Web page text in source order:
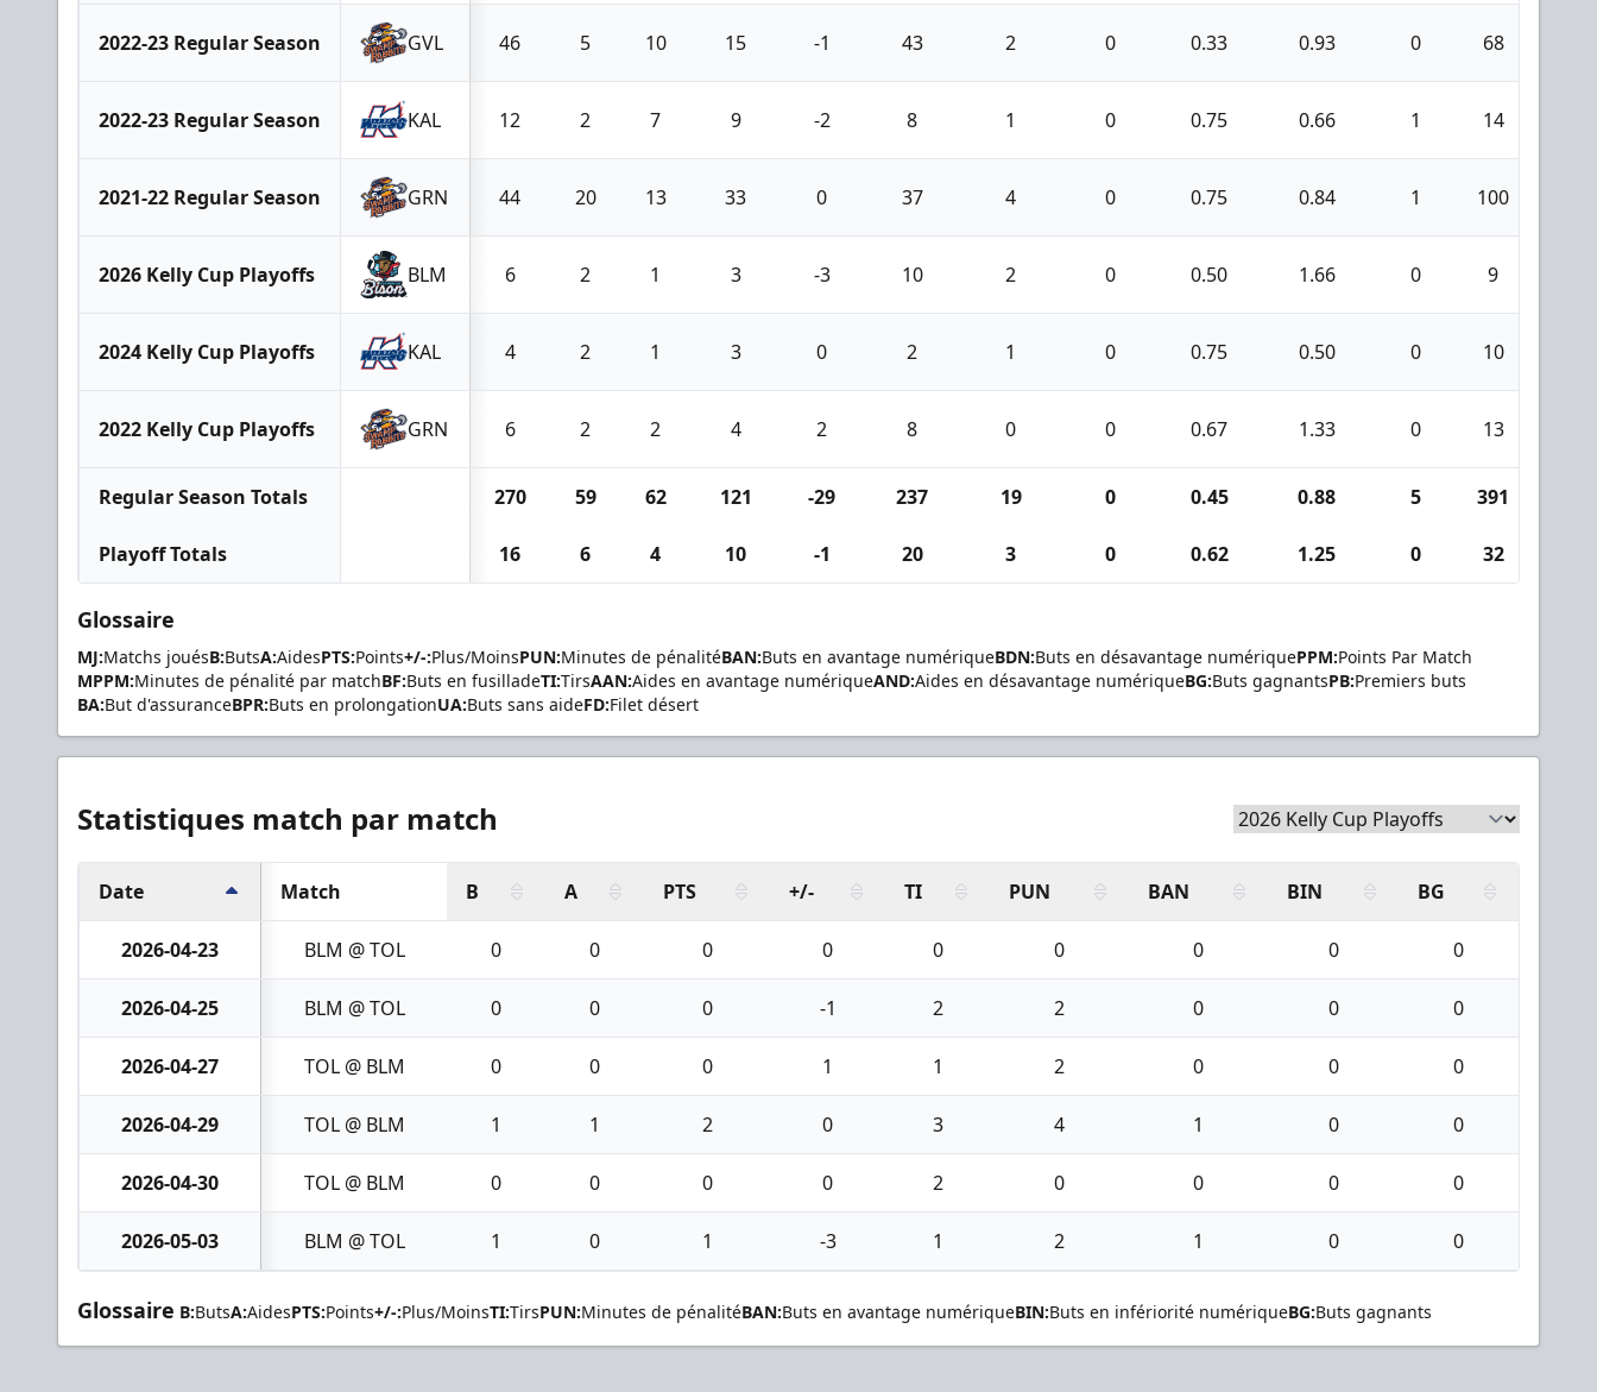
2022-23 Regular Season GVL 46 5 10 15 -1 43 2 0 0.33 0.93 0 68
2022-23 Regular Season KAL 12 2 7 9 -2 8 1 0 0.75 0.66 1 14
2021-22 Regular Season GRN 44 20 13 33 0 37 4 0 0.75 0.84 1 100
2026 Kelly Cup Playoffs BLM 6 2 1 3 -3 10 2 0 0.50 1.66 0 9
2024 Kelly Cup Playoffs KAL 4 2 1 3 0 2 1 0 0.75 0.50 0 10
2022 Kelly Cup Playoffs GRN 6 2 2 4 2 8 0 0 0.67 1.33 0 13
Regular Season Totals 270 59 62 121 -29 237 19 0 0.45 0.88 5 391
Playoff Totals 16 6 4 10 -1 20 3 0 0.62 1.25 0 32
Glossaire
MJ:Matchs jouésB:ButsA:AidesPTS:Points+/-:Plus/MoinsPUN:Minutes de pénalitéBAN:Buts en avantage numériqueBDN:Buts en désavantage numériquePPM:Points Par Match
MPPM:Minutes de pénalité par matchBF:Buts en fusilladeTI:TirsAAN:Aides en avantage numériqueAND:Aides en désavantage numériqueBG:Buts gagnantsPB:Premiers buts
BA:But d'assuranceBPR:Buts en prolongationUA:Buts sans aideFD:Filet désert
Statistiques match par match
Date Match B A PTS +/- TI PUN BAN BIN BG
2026-04-23 BLM @ TOL 0 0 0 0 0 0 0 0 0
2026-04-25 BLM @ TOL 0 0 0 -1 2 2 0 0 0
2026-04-27 TOL @ BLM 0 0 0 1 1 2 0 0 0
2026-04-29 TOL @ BLM 1 1 2 0 3 4 1 0 0
2026-04-30 TOL @ BLM 0 0 0 0 2 0 0 0 0
2026-05-03 BLM @ TOL 1 0 1 -3 1 2 1 0 0
Glossaire B:ButsA:AidesPTS:Points+/-:Plus/MoinsTI:TirsPUN:Minutes de pénalitéBAN:Buts en avantage numériqueBIN:Buts en infériorité numériqueBG:Buts gagnants